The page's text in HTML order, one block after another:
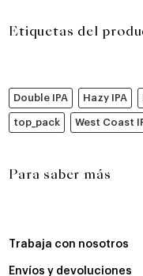
Etiquetas del
Double IPA Hazy IPA
top_pack West Coast
Para saber más
Trabaja con nosotros
Envíos y devoluciones